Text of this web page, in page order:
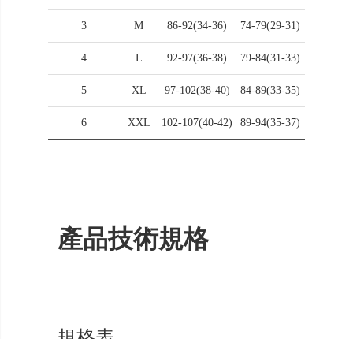
3 M 86-92(34-36) 74-79(29-31)
4 L 92-97(36-38) 79-84(31-33)
5 XL 97-102(38-40) 84-89(33-35)
6 XXL 102-107(40-42) 89-94(35-37)
產品技術規格